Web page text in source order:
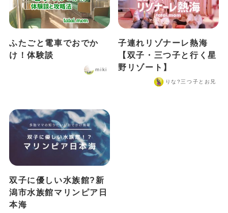
ふたごと電車でおでか
け！体験談
miki
子連れリゾナーレ熱海
【双子・三つ子と行く星
野リゾート】
りな?️三つ子とお兄
双子に優しい水族館?新
潟市水族館マリンピア日
本海